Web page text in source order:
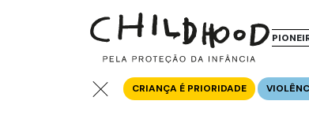
CRIANÇA É PRIORIDADE